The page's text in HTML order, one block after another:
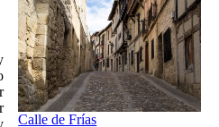
Calle de Frías